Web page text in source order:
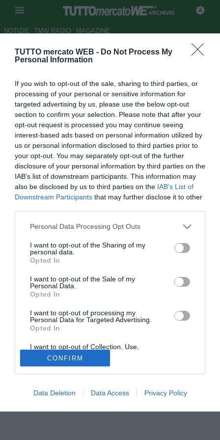
TUTTO mercato WEB - Do Not Process My
Personal Information
If you wish to opt-out of the sale, sharing to third parties, or
processing of your personal or sensitive information for
targeted advertising by us, please use the below opt-out
section to confirm your selection. Please note that after your
opt-out request is processed you may continue seeing
interest-based ads based on personal information utilized by
us or personal information disclosed to third parties prior to
your opt-out. You may separately opt-out of the further
disclosure of your personal information by third parties on the
IAB’s list of downstream participants. This information may
also be disclosed by us to third parties on the IAB’s List of
Downstream Participants that may further disclose it to other
Personal Data Processing Opt Outs
I want to opt-out of the Sharing of my
personal data.
Opted In
I want to opt-out of the Sale of my
Personal Data.
Opted In
I want to opt-out of processing my
Personal Data for Targeted Advertising.
Opted In
I want to opt-out of Collection, Use,
Retention, Sale, and/or Sharing of my
Personal Data that Is Unrelated with the
Purposes for which it was collected.
Opted Out
CONFIRM
Data Deletion Data Access Privacy Policy
ARCHIVIO
NOTIZIE TMW RADIO MAGAZINE
TMW A CALDO - Paganese-
protagonisti
Autore Marco Orlando Ferraioli
07.12.2008 20:13
2008
vedi letture
Termina 1-0 il derby campano del "Marcello Torre", tra
rigore - realizza il gol vittoria.
PAGANESE
L'allenatore in seconda della Paganese, Alfonso Pepe
"Quest'oggi il reparto difensivo, con la cerniera di
superlativa, non facendo concludere in nessuna occasione
gli avversari. Nella prima frazione di gara abbiamo visto
una Paganese molto più accorta, vista anche la grande
esperienza dei nostri avversari. Nel secondo tempo,
invece, grazie al doppio cambio di mister Capuano, la
gioco, collezionando numerose occasioni nitide da gol".